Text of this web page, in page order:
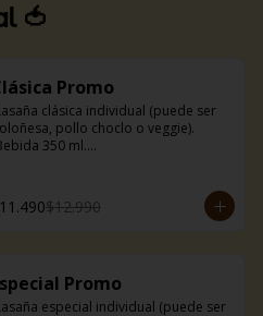
🍅
Promo
clásica individual (puede ser
pollo choclo o veggie).
350 ml.
$12.990
Promo
especial individual (puede ser